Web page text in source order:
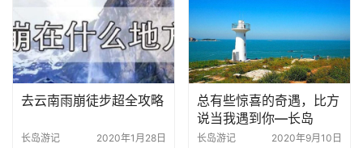
去云南雨崩徒步超全攻略
长岛游记 2020年1月28日
总有些惊喜的奇遇，比方
说当我遇到你—长岛
长岛游记 2020年9月10日